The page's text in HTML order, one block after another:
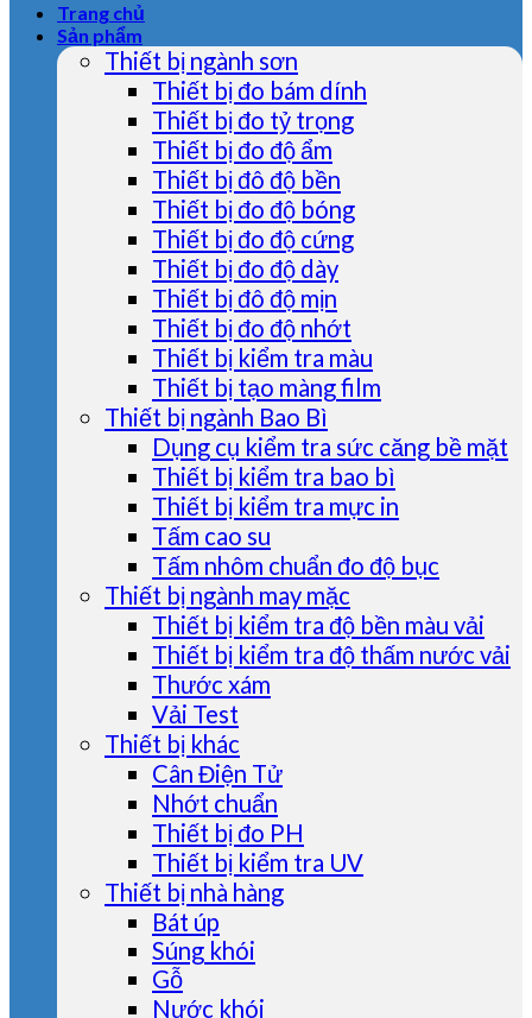
Trang chủ
Sản phẩm
Thiết bị ngành sơn
Thiết bị đo bám dính
Thiết bị đo tỷ trọng
Thiết bị đo độ ẩm
Thiết bị đô độ bền
Thiết bị đo độ bóng
Thiết bị đo độ cứng
Thiết bị đo độ dày
Thiết bị đô độ mịn
Thiết bị đo độ nhớt
Thiết bị kiểm tra màu
Thiết bị tạo màng film
Thiết bị ngành Bao Bì
Dụng cụ kiểm tra sức căng bề mặt
Thiết bị kiểm tra bao bì
Thiết bị kiểm tra mực in
Tấm cao su
Tấm nhôm chuẩn đo độ bục
Thiết bị ngành may mặc
Thiết bị kiểm tra độ bền màu vải
Thiết bị kiểm tra độ thấm nước vải
Thước xám
Vải Test
Thiết bị khác
Cân Điện Tử
Nhớt chuẩn
Thiết bị đo PH
Thiết bị kiểm tra UV
Thiết bị nhà hàng
Bát úp
Súng khói
Gỗ
Nước khói